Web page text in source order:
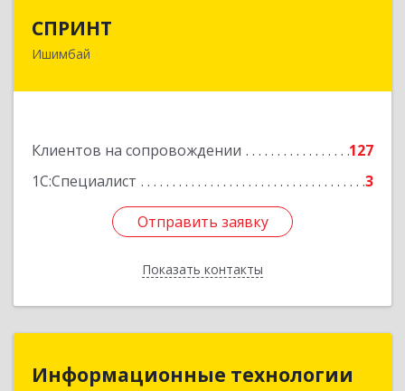
СПРИНТ
Ишимбай
Клиентов на сопровождении
127
1С:Специалист
3
Отправить заявку
Показать контакты
453201, Башкортостан Респ, Ишимбайский р-н,
Отправить заявку
Назад
Информационные технологии
Информационные технологии